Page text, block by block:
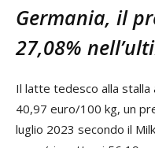
Germania, il
27,08%
Il latte tedesco alla
40,97 euro/100 kg, un
luglio 2023 secondo il